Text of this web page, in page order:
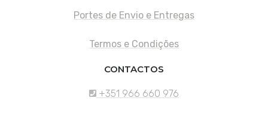
Portes de Envio e Entregas
Termos e Condições
CONTACTOS
+351 966 660 976